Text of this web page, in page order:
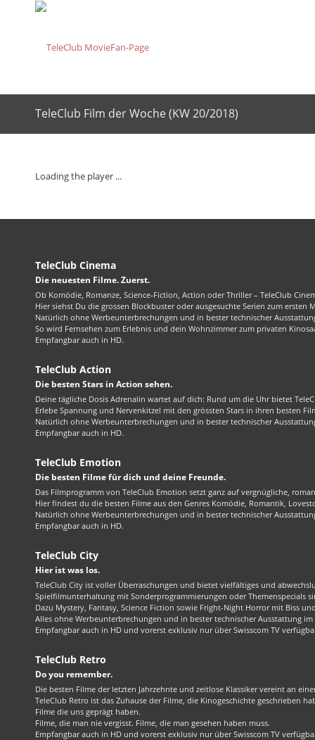
TeleClub Film der Woche (KW 20/2018)
Loading the player ...
TeleClub Cinema
Die neuesten Filme. Zuerst.
Ob Komödie, Romanze, Science-Fiction, Action oder Thriller – TeleClub
Hier siehst Du die grossen Blockbuster oder ausgesuchte Serien zum ersten
Natürlich ohne Werbeunterbrechungen und in bester technischer
So wird Fernsehen zum Erlebnis und dein Wohnzimmer zum privaten
Empfangbar auch in HD.
TeleClub Action
Die besten Stars in Action sehen.
Deine tägliche Dosis Adrenalin wartet auf dich: Rund um die Uhr bietet
Erlebe Spannung und Nervenkitzel mit den grössten Stars in ihren besten
Natürlich ohne Werbeunterbrechungen und in bester technischer
Empfangbar auch in HD.
TeleClub Emotion
Die besten Filme für dich und deine Freunde.
Das Filmprogramm von TeleClub Emotion setzt ganz auf vergnügliche,
Hier findest du die besten Filme aus den Genres Komödie, Romantik,
Natürlich ohne Werbeunterbrechungen und in bester technischer
Empfangbar auch in HD.
TeleClub City
Hier ist was los.
TeleClub City ist voller Überraschungen und bietet vielfältiges und
Spielfilmunterhaltung mit Sonderprogrammierungen oder Themenspecials
Dazu Mystery, Fantasy, Science Fiction sowie Fright-Night Horror mit Biss
Alles ohne Werbeunterbrechungen und in bester technischer Ausstattung
Empfangbar auch in HD und vorerst exklusiv nur über Swisscom TV
TeleClub Retro
Do you remember.
Die besten Filme der letzten Jahrzehnte und zeitlose Klassiker vereint an
TeleClub Retro ist das Zuhause der Filme, die Kinogeschichte geschrieben
Filme die uns geprägt haben.
Filme, die man nie vergisst. Filme, die man gesehen haben muss.
Empfangbar auch in HD und vorerst exklusiv nur über Swisscom TV